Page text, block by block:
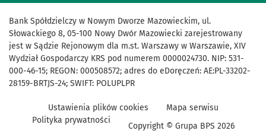
Bank Spółdzielczy w Nowym Dworze Mazowieckim, ul.
Słowackiego 8, 05-100 Nowy Dwór Mazowiecki zarejestrowany
jest w Sądzie Rejonowym dla m.st. Warszawy w Warszawie, XIV
Wydział Gospodarczy KRS pod numerem 0000024730. NIP: 531-
000-46-15; REGON: 000508572; adres do eDoręczeń: AE:PL-33202-
28159-BRTJS-24; SWIFT: POLUPLPR
Ustawienia plików cookies
Mapa serwisu
Polityka prywatności
Copyright © Grupa BPS 2026